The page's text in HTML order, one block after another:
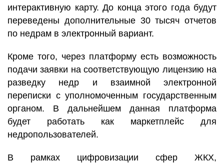
интерактивную карту. До конца этого года будут
переведены дополнительные 30 тысяч отчетов
по недрам в электронный вариант.
Кроме того, через платформу есть возможность
подачи заявки на соответствующую лицензию на
разведку недр и взаимной электронной
переписки с уполномоченным государственным
органом. В дальнейшем данная платформа
будет работать как маркетплейс для
недропользователей.
В рамках цифровизации сфер ЖКХ,